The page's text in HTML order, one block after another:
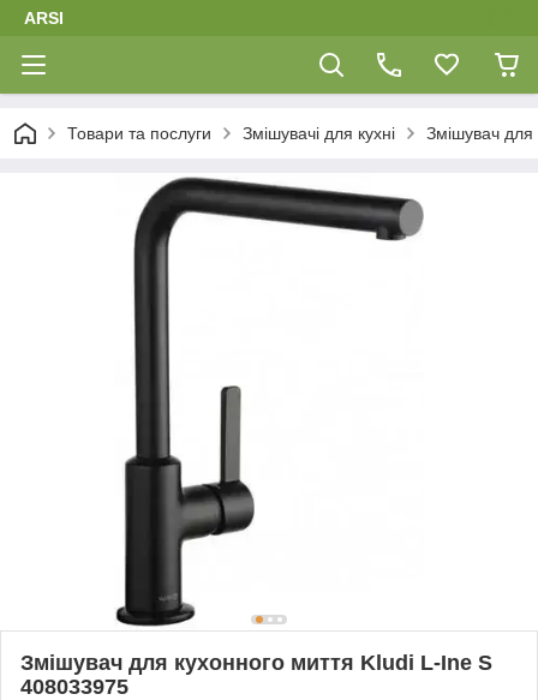
ARSI
Товари та послуги Змішувачі для кухні Змішувач
Змішувач для кухонного миття Kludi L-Ine S
408033975